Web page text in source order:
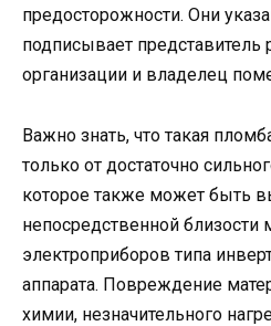
предосторожности. Они
подписывает
организации и владелец
Важно знать, что такая
только от достаточно
которое также может быть
непосредственной
электроприборов типа
аппарата. Повреждение
химии, незначительного